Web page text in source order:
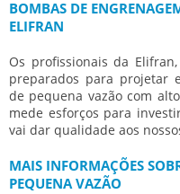
BOMBAS DE
ELIFRAN
Os profissionais da
preparados para projetar
de pequena vazãocom alto
mede esforços para
vai dar qualidade aos
MAIS INFORMAÇÕES
PEQUENA VAZÃO